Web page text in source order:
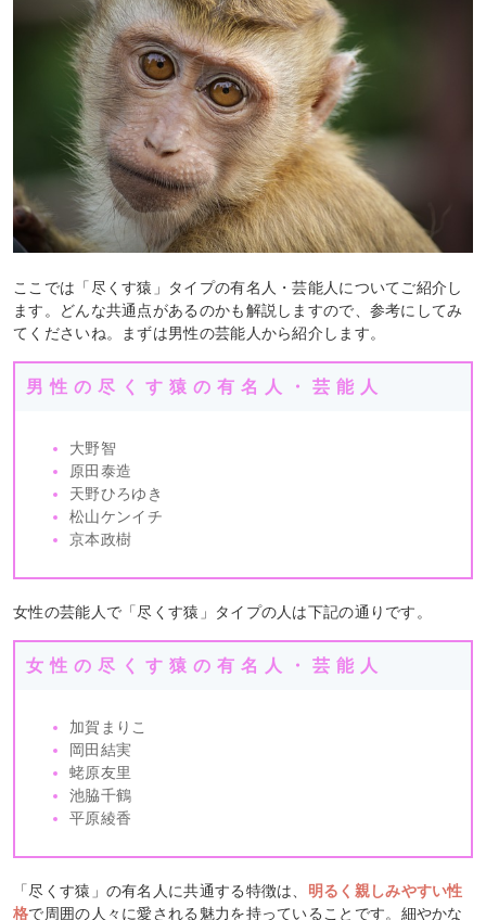
ここでは「尽くす猿」タイプの有名人・芸能人についてご紹介し
ます。どんな共通点があるのかも解説しますので、参考にしてみ
てくださいね。まずは男性の芸能人から紹介します。
男性の尽くす猿の有名人・芸能人
大野智
原田泰造
天野ひろゆき
松山ケンイチ
京本政樹
女性の芸能人で「尽くす猿」タイプの人は下記の通りです。
女性の尽くす猿の有名人・芸能人
加賀まりこ
岡田結実
蛯原友里
池脇千鶴
平原綾香
「尽くす猿」の有名人に共通する特徴は、 明るく親しみやすい性
格で周囲の人々に愛される魅力を持っていることです。細やかな